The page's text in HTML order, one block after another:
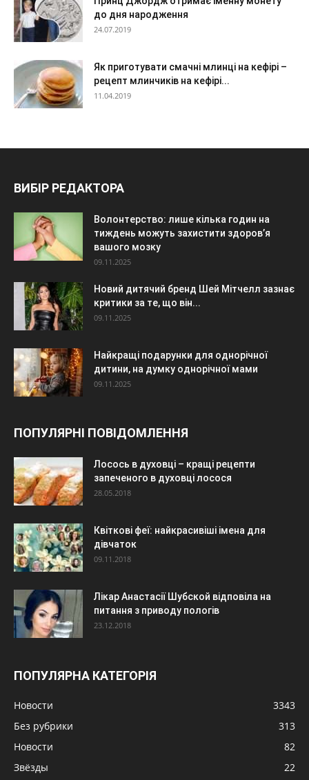
до дня народження
24.07.2019
Як приготувати смачні млинці на кефірі –
рецепт млинчиків на кефірі...
11.04.2019
ВИБІР РЕДАКТОРА
Волонтерство: лише кілька годин на
тиждень можуть захистити здоров’я
вашого мозку
09.11.2025
Новий дитячий бренд Шей Мітчелл зазнає
критики за те, що він...
09.11.2025
Найкращі подарунки для однорічної
дитини, на думку однорічної мами
09.11.2025
ПОПУЛЯРНІ ПОВІДОМЛЕННЯ
Лосось в духовці – кращі рецепти
запеченого в духовці лосося
28.05.2018
Квіткові феї: найкрасивіші імена для
дівчаток
09.11.2018
Лікар Анастасії Шубской відповіла на
питання з приводу пологів
23.12.2018
ПОПУЛЯРНА КАТЕГОРІЯ
Новости
3343
Без рубрики
313
Новости
82
Звёзды
22